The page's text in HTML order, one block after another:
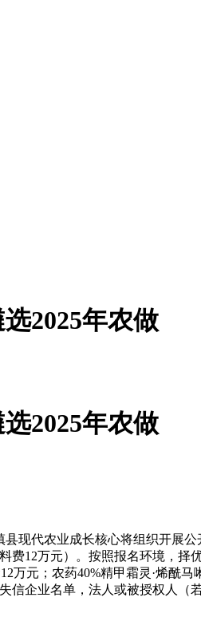
2025年农做
2025年农做
代农业成长核心将组织开展
费12万元）。按照报名环境，
万元；农药40%精甲霜灵·烯酰
企业名单，法人或被授权人（